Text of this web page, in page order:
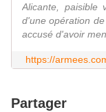
Alicante, paisible
d'une opération
accusé d'avoir
https://
Partager